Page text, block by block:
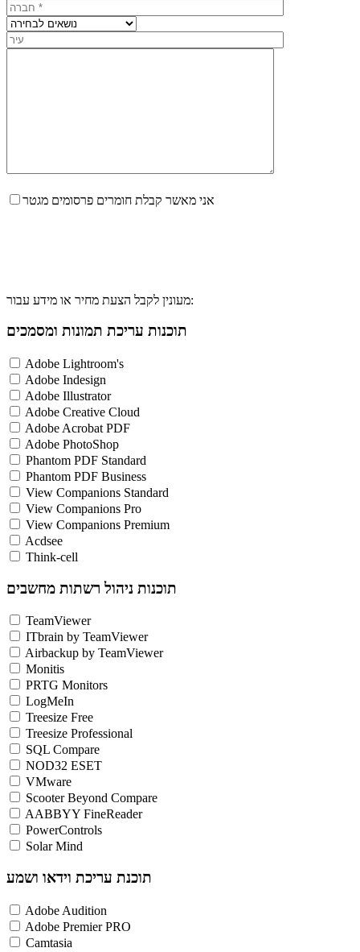
אני מאשר קבלת חומרים פרסומים מגטר
מעונין לקבל הצעת מחיר או מידע עבור:
תוכנות עריכת תמונות ומסמכים
Adobe Lightroom's
Adobe Indesign
Adobe Illustrator
Adobe Creative Cloud
Adobe Acrobat PDF
Adobe PhotoShop
Phantom PDF Standard
Phantom PDF Business
View Companions Standard
View Companions Pro
View Companions Premium
Acdsee
Think-cell
תוכנות ניהול רשתות מחשבים
TeamViewer
ITbrain by TeamViewer
Airbackup by TeamViewer
Monitis
PRTG Monitors
LogMeIn
Treesize Free
Treesize Professional
SQL Compare
NOD32 ESET
VMware
Scooter Beyond Compare
AABBYY FineReader
PowerControls
Solar Mind
תוכנת עריכת וידאו ושמע
Adobe Audition
Adobe Premier PRO
Camtasia